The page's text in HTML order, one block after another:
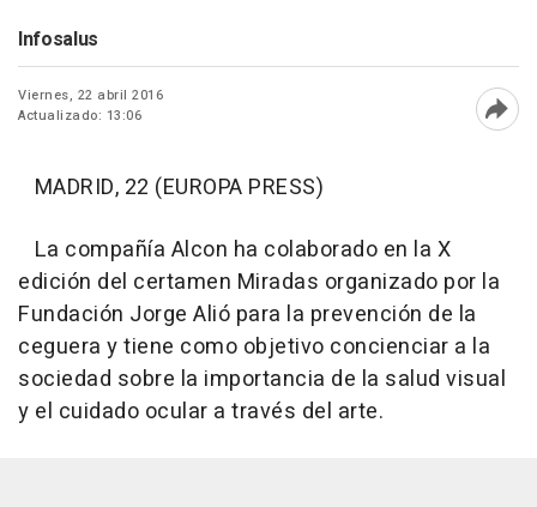
Infosalus
Viernes, 22 abril 2016
Actualizado: 13:06
MADRID, 22 (EUROPA PRESS)
La compañía Alcon ha colaborado en la X
edición del certamen Miradas organizado por la
Fundación Jorge Alió para la prevención de la
ceguera y tiene como objetivo concienciar a la
sociedad sobre la importancia de la salud visual
y el cuidado ocular a través del arte.